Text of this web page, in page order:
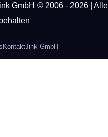
GmbH © 2006 - 2026 | Alle
KontaktJink GmbH